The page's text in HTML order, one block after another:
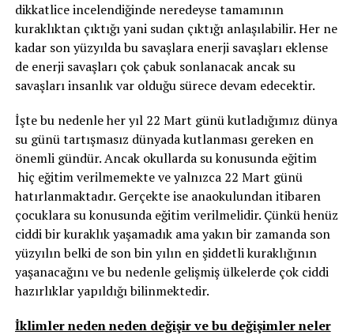
dikkatlice incelendiğinde neredeyse tamamının
kuraklıktan çıktığı yani sudan çıktığı anlaşılabilir. Her ne
kadar son yüzyılda bu savaşlara enerji savaşları eklense
de enerji savaşları çok çabuk sonlanacak ancak su
savaşları insanlık var olduğu sürece devam edecektir.
İşte bu nedenle her yıl 22 Mart günü kutladığımız dünya
su günü tartışmasız dünyada kutlanması gereken en
önemli gündür. Ancak okullarda su konusunda eğitim
hiç eğitim verilmemekte ve yalnızca 22 Mart günü
hatırlanmaktadır. Gerçekte ise anaokulundan itibaren
çocuklara su konusunda eğitim verilmelidir. Çünkü henüz
ciddi bir kuraklık yaşamadık ama yakın bir zamanda son
yüzyılın belki de son bin yılın en şiddetli kuraklığının
yaşanacağını ve bu nedenle gelişmiş ülkelerde çok ciddi
hazırlıklar yapıldığı bilinmektedir.
İklimler neden neden değişir ve bu değişimler neler